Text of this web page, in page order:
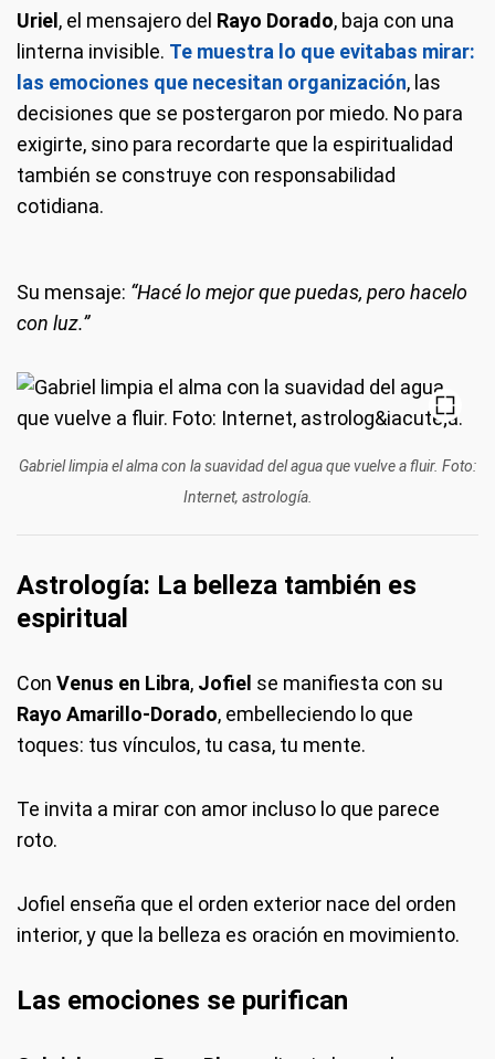
Uriel , el mensajero del Rayo Dorado, baja con una
linterna invisible. Te muestra lo que evitabas mirar:
las emociones que necesitan organización, las
decisiones que se postergaron por miedo. No para
exigirte, sino para recordarte que la espiritualidad
también se construye con responsabilidad
cotidiana.
Su mensaje: “Hacé lo mejor que puedas, pero hacelo
con luz.”
Gabriel limpia el alma con la suavidad del agua que vuelve a fluir. Foto:
Internet, astrología.
Astrología: La belleza también es
espiritual
Con Venus en Libra, Jofiel se manifiesta con su
Rayo Amarillo-Dorado, embelleciendo lo que
toques: tus vínculos, tu casa, tu mente.
Te invita a mirar con amor incluso lo que parece
roto.
Jofiel enseña que el orden exterior nace del orden
interior, y que la belleza es oración en movimiento.
Las emociones se purifican